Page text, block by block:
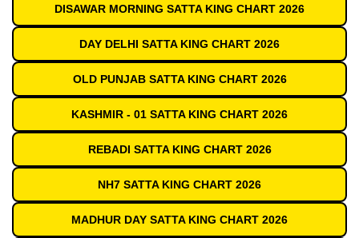
DISAWAR MORNING SATTA KING CHART 2026
DAY DELHI SATTA KING CHART 2026
OLD PUNJAB SATTA KING CHART 2026
KASHMIR - 01 SATTA KING CHART 2026
REBADI SATTA KING CHART 2026
NH7 SATTA KING CHART 2026
MADHUR DAY SATTA KING CHART 2026